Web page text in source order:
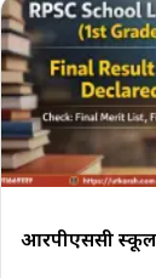
आरपीएससी स्कूल